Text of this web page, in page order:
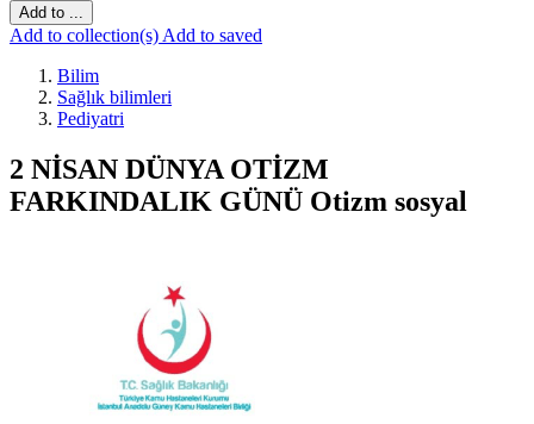
Add to ...
Add to collection(s) Add to saved
Bilim
Sağlık bilimleri
Pediyatri
2 NİSAN DÜNYA OTİZM
FARKINDALIK GÜNÜ Otizm sosyal